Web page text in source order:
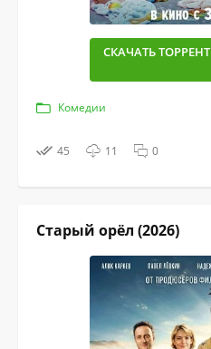
СКАЧАТЬ ТОРРЕНТ
Комедии
45 11 0
Старый орёл (2026)